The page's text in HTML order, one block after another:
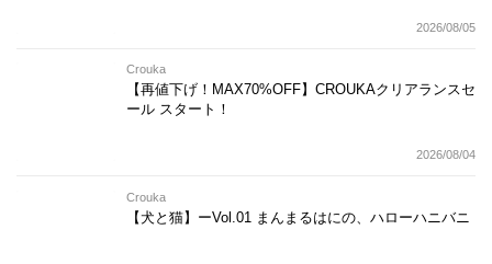
2026/08/05
Crouka
【再値下げ！MAX70%OFF】CROUKAクリアランスセ
ール スタート！
2026/08/04
Crouka
【犬と猫】ーVol.01 まんまるはにの、ハローハニバニ